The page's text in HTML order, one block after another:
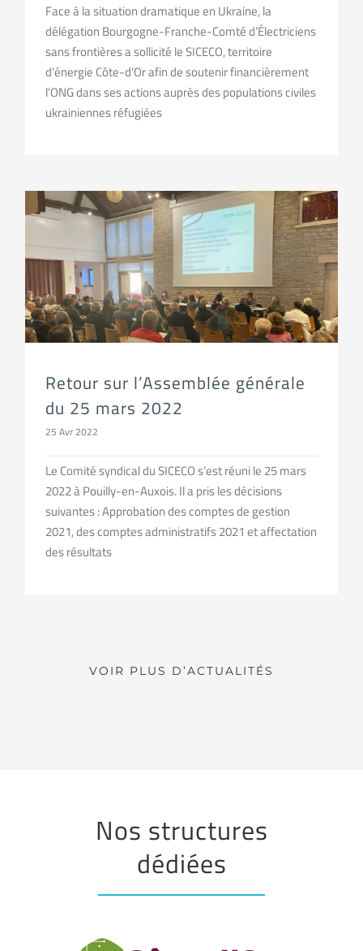
Face à la situation dramatique en Ukraine, la
délégation Bourgogne-Franche-Comté d’Électriciens
sans frontières a sollicité le SICECO, territoire
d’énergie Côte-d’Or afin de soutenir financièrement
l’ONG dans ses actions auprès des populations civiles
ukrainiennes réfugiées
Retour sur l’Assemblée générale
du 25 mars 2022
25 Avr 2022
Le Comité syndical du SICECO s’est réuni le 25 mars
2022 à Pouilly-en-Auxois. Il a pris les décisions
suivantes : Approbation des comptes de gestion
2021, des comptes administratifs 2021 et affectation
des résultats
VOIR PLUS D’ACTUALITÉS
Nos structures
dédiées